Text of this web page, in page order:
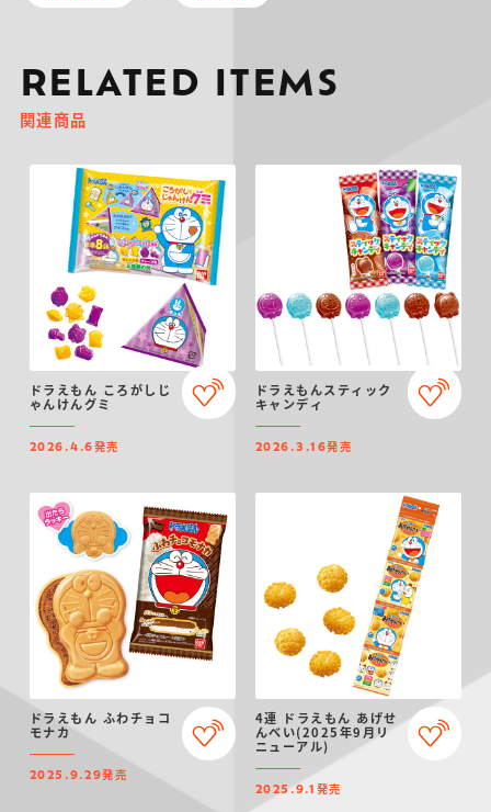
RELATED ITEMS
関連商品
ドラえもん ころがしじ
ゃんけんグミ
2026.4.6発売
ドラえもんスティック
キャンディ
2026.3.16発売
ドラえもん ふわチョコ
モナカ
2025.9.29発売
4連 ドラえもん あげせ
んべい(2025年9月リ
ニューアル)
2025.9.1 発売